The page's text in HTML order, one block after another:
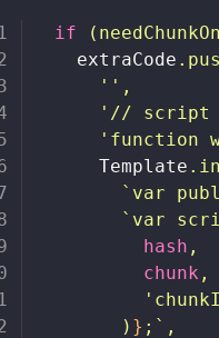
if (
  extraCode
.
'' ,
'// script
'function
    Template
.
` var
` var
        hash
,
        chunk
,
) } ; ` ,